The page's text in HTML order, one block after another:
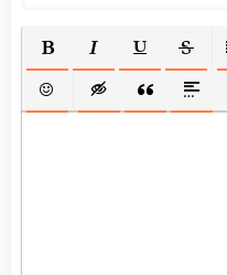
ПОЛУЖИРНЫЙ
КУРСИВ
ВСТАВИТЬ СМАЙЛИК
ВСТАВКАВСТАВКА